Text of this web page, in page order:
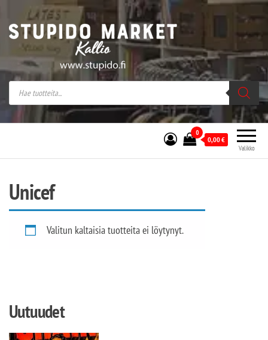
Stupido Market – verkossa ja kivijalassa
Stupido Market on vaihtoehtomusaan
erikoistunut verkko- sekä
kivijalkakauppa Helsingissä Kallion
sydämessä.
Valikko
0
0,00€
Unicef
Valitun kaltaisia tuotteita ei löytynyt.
Uutuudet